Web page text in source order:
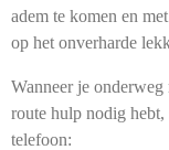
adem te komen en
op het onverharde
Wanneer je
route hulp nodig
telefoon: